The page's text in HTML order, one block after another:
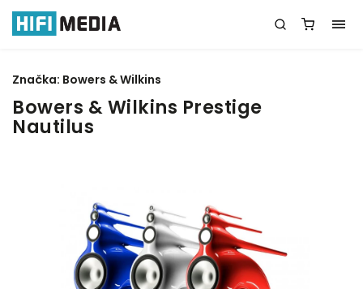
Bowers & Wilkins Prestige
Nautilus
Značka: Bowers & Wilkins